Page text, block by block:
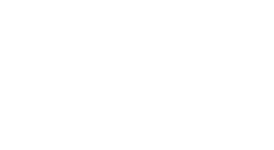
可就在浓情蜜意时，她骤然梦醒归现代，转角竟撞见那
漩涡，身陷重重危机，而在一次次险象环生中，奚
个以女子进士科三元及第入翰林院的奇女子。十年前